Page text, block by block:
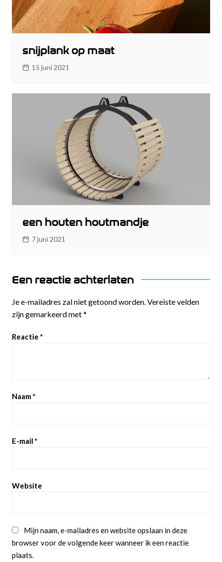
snijplank op maat
15 juni 2021
een houten houtmandje
7 juni 2021
Een reactie achterlaten
Je e-mailadres zal niet getoond worden. Vereiste velden
zijn gemarkeerd met*
Reactie *
Naam*
E-mail *
Website
Mijn naam, e-mailadres en website opslaan in deze
browser voor de volgende keer wanneer ik een reactie
plaats.